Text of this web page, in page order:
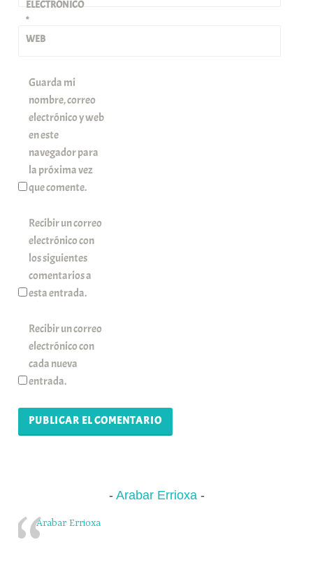
ELECTRÓNICO
*
WEB
Guarda mi
nombre, correo
electrónico y web
en este
navegador para
la próxima vez
que comente.
Recibir un correo
electrónico con
los siguientes
comentarios a
esta entrada.
Recibir un correo
electrónico con
cada nueva
entrada.
Arabar Errioxa
Arabar Errioxa